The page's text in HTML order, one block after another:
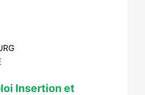
Insertion et